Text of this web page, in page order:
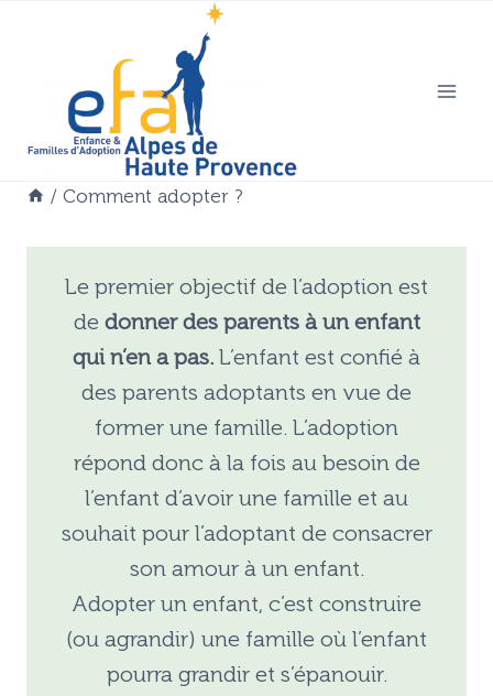
contenu
/ Comment adopter ?
Le premier objectif de l’adoption est
de donner des parents à un enfant
qui n’en a pas. L’enfant est confié à
des parents adoptants en vue de
former une famille. L’adoption
répond donc à la fois au besoin de
l’enfant d’avoir une famille et au
souhait pour l’adoptant de consacrer
son amour à un enfant.
Adopter un enfant, c’est construire
(ou agrandir) une famille où l’enfant
pourra grandir et s’épanouir.